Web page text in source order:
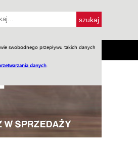
swobodnego przepływu takich danych
danych
Praca w WIW